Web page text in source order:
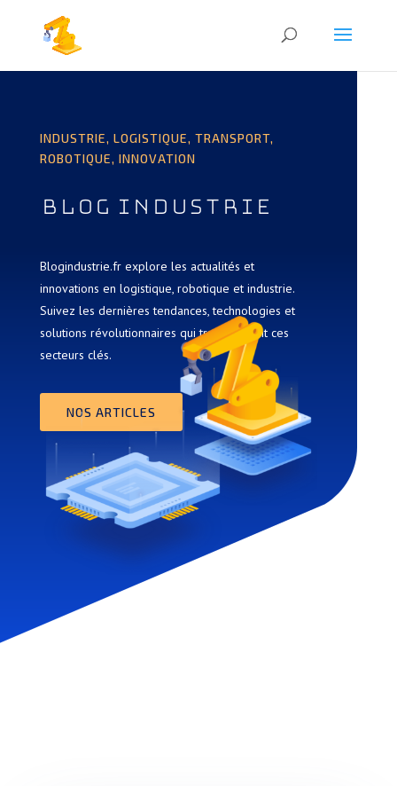
INDUSTRIE, LOGISTIQUE, TRANSPORT,
ROBOTIQUE, INNOVATION
Blog Industrie
Blogindustrie.fr explore les actualités et
innovations en logistique, robotique et industrie.
Suivez les dernières tendances, technologies et
solutions révolutionnaires qui transforment ces
secteurs clés.
NOS ARTICLES